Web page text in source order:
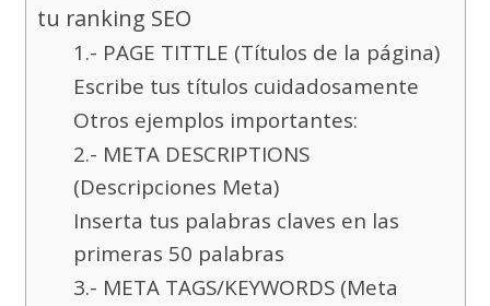
tu ranking SEO
1.- PAGE TITTLE (Títulos de la página)
Escribe tus títulos cuidadosamente
Otros ejemplos importantes:
2.- META DESCRIPTIONS
(Descripciones Meta)
Inserta tus palabras claves en las
primeras 50 palabras
3.- META TAGS/KEYWORDS (Meta